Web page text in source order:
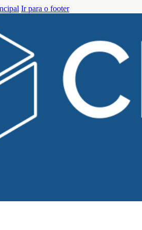
Ir para o footer